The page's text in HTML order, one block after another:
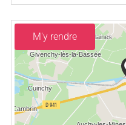
M'y rendre